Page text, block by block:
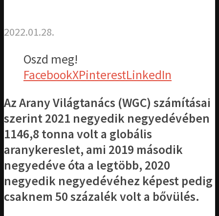
2022.01.28.
Oszd meg!
FacebookXPinterestLinkedIn
Az Arany Világtanács (WGC) számításai
szerint 2021 negyedik negyedévében
1146,8 tonna volt a globális
aranykereslet, ami 2019 második
negyedéve óta a legtöbb, 2020
negyedik negyedévéhez képest pedig
csaknem 50 százalék volt a bővülés.